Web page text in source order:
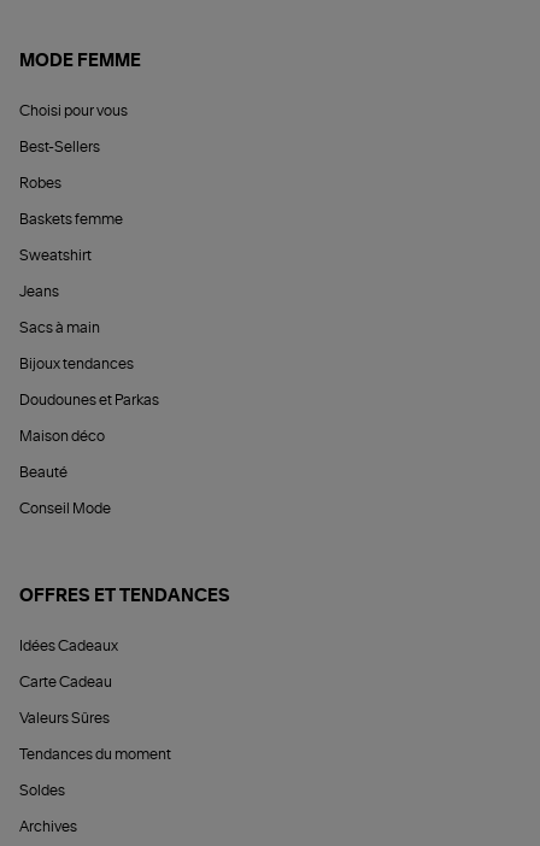
MODE FEMME
Choisi pour vous
Best-Sellers
Robes
Baskets femme
Sweatshirt
Jeans
Sacs à main
Bijoux tendances
Doudounes et Parkas
Maison déco
Beauté
Conseil Mode
OFFRES ET TENDANCES
Idées Cadeaux
Carte Cadeau
Valeurs Sûres
Tendances du moment
Soldes
Archives